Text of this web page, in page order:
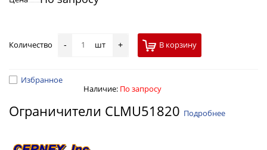
Количество - шт + В корзину
Избранное
Наличие: По запросу
Ограничители CLMU51820 Подробнее